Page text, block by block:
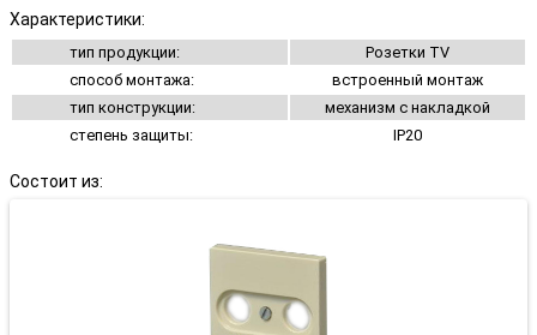
Характеристики:
тип продукции:
Розетки TV
способ монтажа:
встроенный монтаж
тип конструкции:
механизм с накладкой
степень защиты:
IP20
Состоит из: